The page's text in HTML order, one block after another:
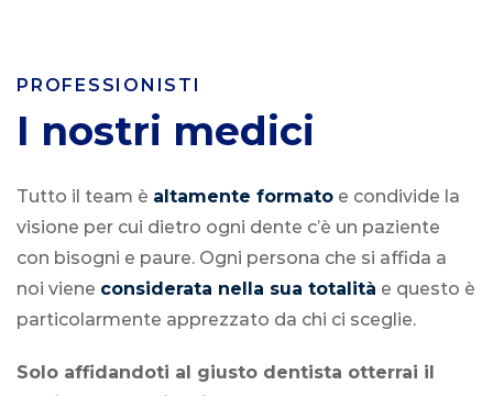
PROFESSIONISTI
I nostri medici
Tutto il team è altamente formato e condivide la
visione per cui dietro ogni dente c’è un paziente
con bisogni e paure. Ogni persona che si affida a
noi viene considerata nella sua totalità e questo è
particolarmente apprezzato da chi ci sceglie.
Solo affidandoti al giusto dentista otterrai il